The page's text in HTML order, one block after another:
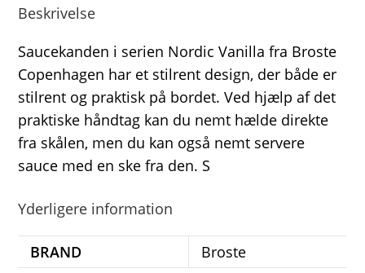
Beskrivelse
Saucekanden i serien Nordic Vanilla fra Broste
Copenhagen har et stilrent design, der både er
stilrent og praktisk på bordet. Ved hjælp af det
praktiske håndtag kan du nemt hælde direkte
fra skålen, men du kan også nemt servere
sauce med en ske fra den. S
Yderligere information
BRAND Broste